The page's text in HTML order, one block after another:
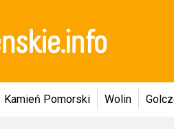
Kamień Pomorski Wolin